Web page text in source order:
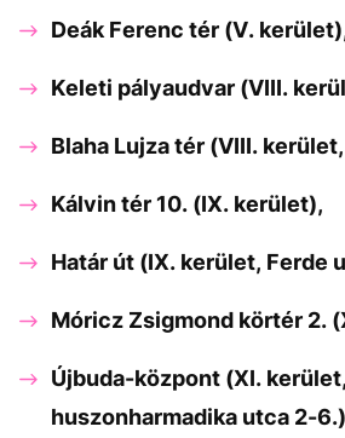
Deák Ferenc tér (V.
Keleti pályaudvar (VIII.
Blaha Lujza tér (VIII.
Kálvin tér 10. (IX. kerület),
Határ út (IX. kerület, Ferde
Móricz Zsigmond körtér 2.
Újbuda-központ (XI.
huszonharmadika utca 2-